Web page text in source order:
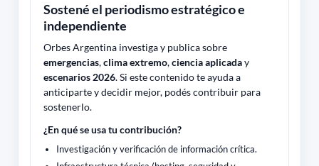
Sostené el periodismo estratégico e
independiente
Orbes Argentina investiga y publica sobre
emergencias,clima extremo,ciencia aplicaday
escenarios 2026. Si este contenido te ayuda a
anticiparte y decidir mejor, podés contribuir para
sostenerlo.
¿En qué se usa tu contribución?
Investigación y verificación de información crítica.